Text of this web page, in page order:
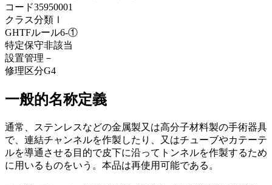
コード35950001
クラス分類 Ⅰ
GHTFルール6-①
特定保守非該当
設置管理 －
修理区分G4
一般的名称定義
通常、ステンレスなどの金属製又は高分子材料製の手術器具
で、連結チャンネルを作製したり、又はチューブやカテーテ
ルを導通させる目的で皮下に沿ってトンネルを作製するため
に用いるものをいう。本品は再使用可能である。